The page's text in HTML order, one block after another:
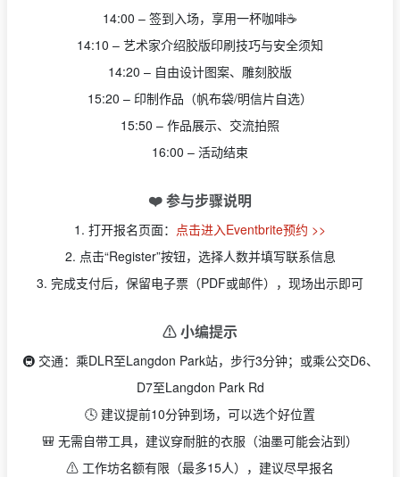
14:00 – 签到入场，享用一杯咖啡☕
14:10 – 艺术家介绍胶版印刷技巧与安全须知
14:20 – 自由设计图案、雕刻胶版
15:20 – 印制作品（帆布袋/明信片自选）
15:50 – 作品展示、交流拍照
16:00 – 活动结束
❤️ 参与步骤说明
1. 打开报名页面： 点击进入Eventbrite预约 >>
2. 点击“Register”按钮，选择人数并填写联系信息
3. 完成支付后，保留电子票（PDF或邮件），现场出示即可
⚠️ 小编提示
🚇 交通：乘DLR至Langdon Park站，步行3分钟；或乘公交D6、
D7至Langdon Park Rd
🕓 建议提前10分钟到场，可以选个好位置
🎒 无需自带工具，建议穿耐脏的衣服（油墨可能会沾到）
⚠️ 工作坊名额有限（最多15人），建议尽早报名